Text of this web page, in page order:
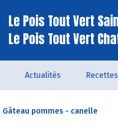
Le Pois Tout Vert
Le Pois Tout Vert
Actualités Recettes
Gâteau pommes - canelle